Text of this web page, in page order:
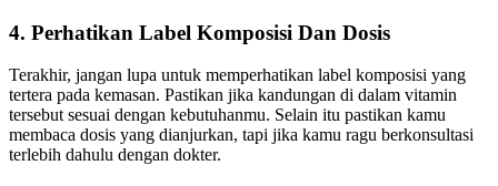
4. Perhatikan Label Komposisi Dan Dosis
Terakhir, jangan lupa untuk memperhatikan label komposisi yang
tertera pada kemasan. Pastikan jika kandungan di dalam vitamin
tersebut sesuai dengan kebutuhanmu. Selain itu pastikan kamu
membaca dosis yang dianjurkan, tapi jika kamu ragu berkonsultasi
terlebih dahulu dengan dokter.